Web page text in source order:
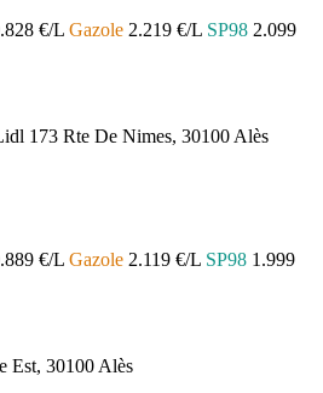
€/L Gazole 2.219 €/L SP98 2.099
173 Rte De Nimes, 30100 Alès
€/L Gazole 2.119 €/L SP98 1.999
Est, 30100 Alès